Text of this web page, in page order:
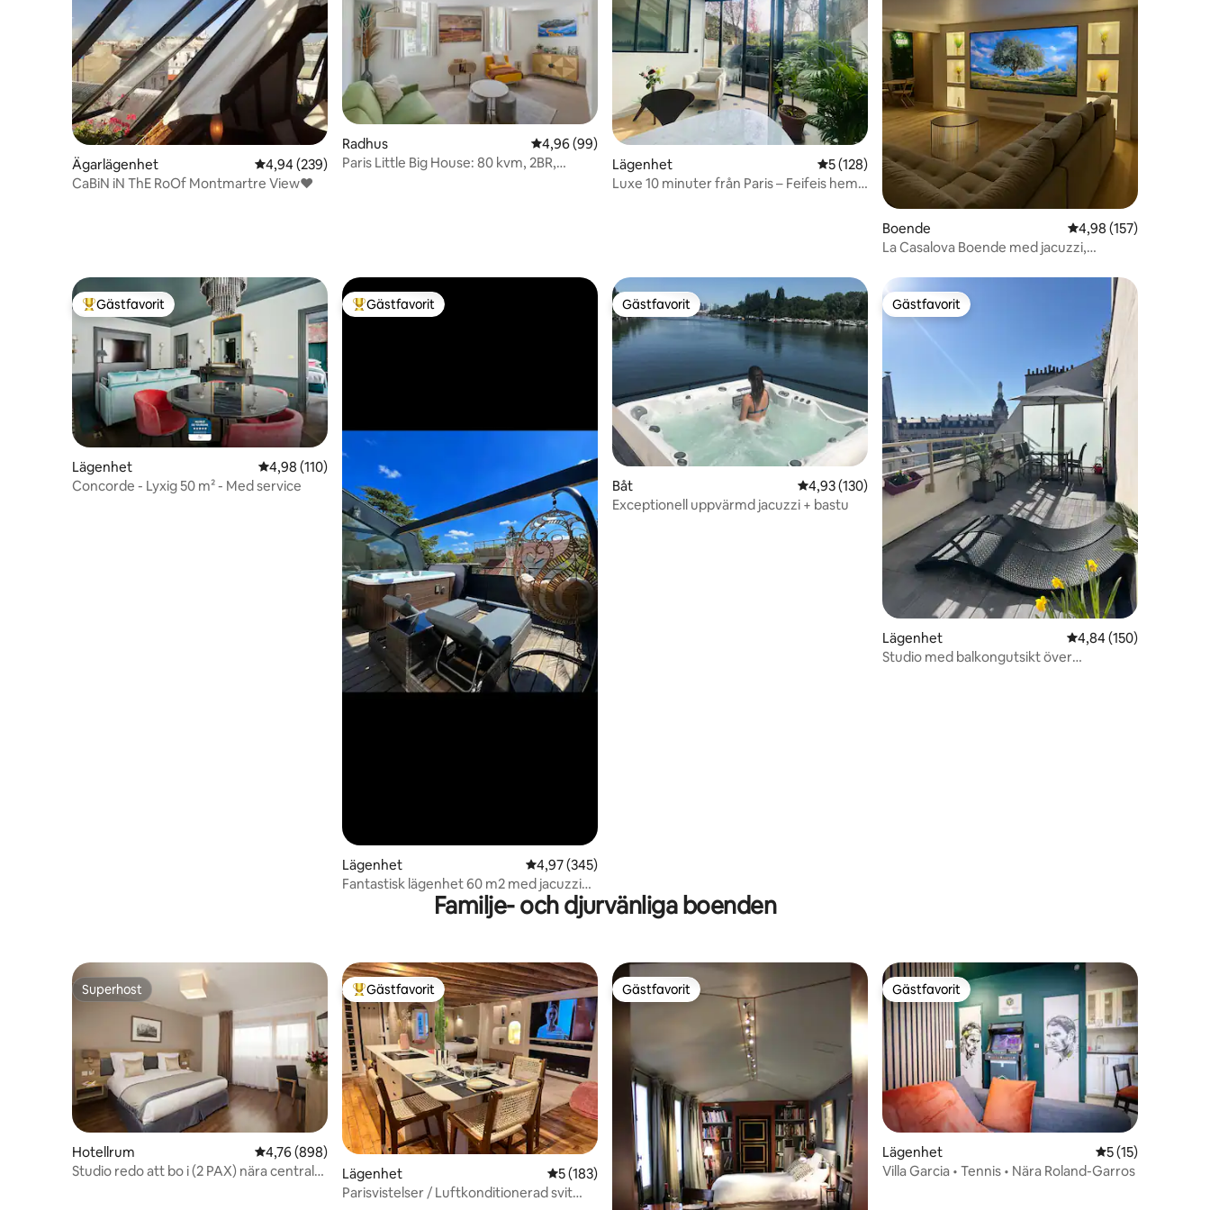
Ägarlägenhet 4,94 av 5 i genomsnittligt betyg, 239 omdömen
4,94 (239)
CaBiN iN ThE RoOf Montmartre View♥
Radhus 4,96 av 5 i genomsnittligt betyg, 99 omdömen
4,96 (99)
Paris Little Big House: 80 kvm, 2BR,
Lägenhet 5 av 5 i genomsnittligt betyg, 128 omdömen
5 (128)
Luxe 10 minuter från Paris – Feifeis hem
Boende 4,98 av 5 i
4,98 (157)
La Casalova Boende med jacuzzi,
Populär gästfavorit
Gästfavorit
Lägenhet 4,98 av 5 i genomsnittligt betyg, 110 omdömen
4,98 (110)
Concorde - Lyxig 50 m² - Med service
Populär gästfavorit
Gästfavorit
Lägenhet 4,97 av 5 i genomsnittligt betyg, 345 omdömen
4,97 (345)
Fantastisk lägenhet 60 m2 med jacuzzi
Gästfavorit
Gästfavorit
Båt 4,93 av 5 i genomsnittligt betyg, 130 omdömen
4,93 (130)
Exceptionell uppvärmd jacuzzi + bastu
Gästfavorit
Gästfavorit
Lägenhet 4,84 av 5 i
4,84 (150)
Studio med balkongutsikt över
Familje- och djurvänliga boenden
Superhost
Superhost
Hotellrum 4,76 av 5 i genomsnittligt betyg, 898 omdömen
4,76 (898)
Studio redo att bo i (2 PAX) nära centrala
Populär gästfavorit
Gästfavorit
Lägenhet 5 av 5 i genomsnittligt betyg, 183 omdömen
5 (183)
Parisvistelser / Luftkonditionerad svit
Gästfavorit
Gästfavorit Gästfavorit
Gästfavorit
Lägenhet 5 av 5 i
5 (15)
Villa Garcia • Tennis • Nära Roland-Garros